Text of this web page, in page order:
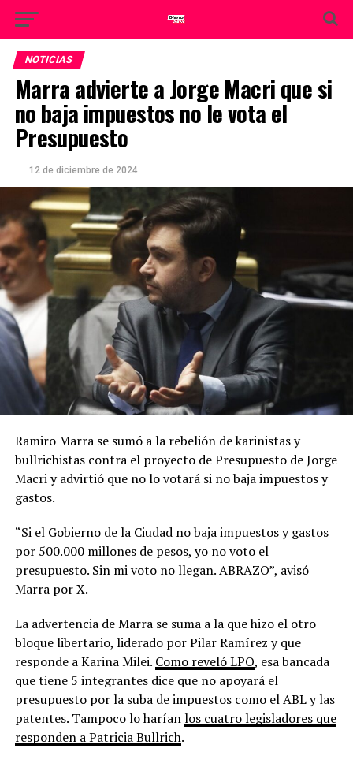
NOTICIAS
Marra advierte a Jorge Macri que si
no baja impuestos no le vota el
Presupuesto
12 de diciembre de 2024
Ramiro Marra se sumó a la rebelión de karinistas y
bullrichistas contra el proyecto de Presupuesto de Jorge
Macri y advirtió que no lo votará si no baja impuestos y
gastos.
“Si el Gobierno de la Ciudad no baja impuestos y gastos
por 500.000 millones de pesos, yo no voto el
presupuesto. Sin mi voto no llegan. ABRAZO”, avisó
Marra por X.
La advertencia de Marra se suma a la que hizo el otro
bloque libertario, liderado por Pilar Ramírez y que
responde a Karina Milei. Como reveló LPO, esa bancada
que tiene 5 integrantes dice que no apoyará el
presupuesto por la suba de impuestos como el ABL y las
patentes. Tampoco lo haríanlos cuatro legisladores que
responden a Patricia Bullrich.